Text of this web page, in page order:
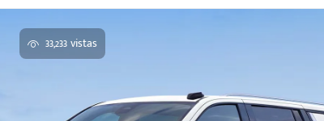
33,233 vistas